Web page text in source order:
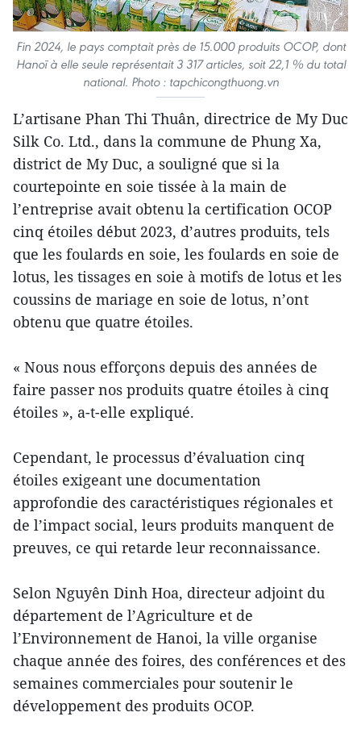
Fin 2024, le pays comptait près de 15.000 produits OCOP, dont
Hanoï à elle seule représentait 3 317 articles, soit 22,1 % du total
national. Photo : tapchicongthuong.vn
L’artisane Phan Thi Thuân, directrice de My Duc
Silk Co. Ltd., dans la commune de Phung Xa,
district de My Duc, a souligné que si la
courtepointe en soie tissée à la main de
l’entreprise avait obtenu la certification OCOP
cinq étoiles début 2023, d’autres produits, tels
que les foulards en soie, les foulards en soie de
lotus, les tissages en soie à motifs de lotus et les
coussins de mariage en soie de lotus, n’ont
obtenu que quatre étoiles.
« Nous nous efforçons depuis des années de
faire passer nos produits quatre étoiles à cinq
étoiles », a-t-elle expliqué.
Cependant, le processus d’évaluation cinq
étoiles exigeant une documentation
approfondie des caractéristiques régionales et
de l’impact social, leurs produits manquent de
preuves, ce qui retarde leur reconnaissance.
Selon Nguyên Dinh Hoa, directeur adjoint du
département de l’Agriculture et de
l’Environnement de Hanoi, la ville organise
chaque année des foires, des conférences et des
semaines commerciales pour soutenir le
développement des produits OCOP.